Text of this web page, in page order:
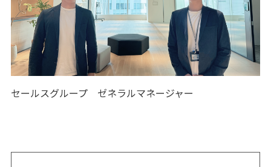
セールスグループ ゼネラルマネージャー